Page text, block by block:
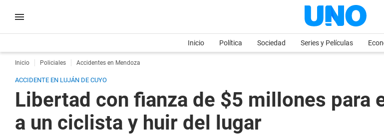
Inicio Política Sociedad Series y Películas
Inicio Policiales Accidentes en Mendoza
ACCIDENTE EN LUJÁN DE CUYO
Libertad con fianza de $5 millones para
a un ciclista y huir del lugar